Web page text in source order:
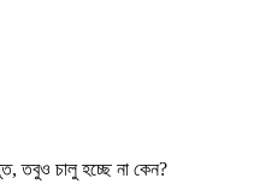
তবুও চালু হচ্ছে না কেন?